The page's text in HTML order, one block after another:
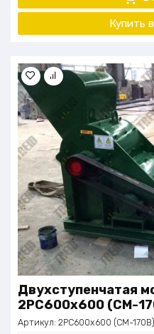
Купить
Двухступенчатая
2PC600х600 (СМ-
Артикул: 2PC600х600 (СМ-170В)